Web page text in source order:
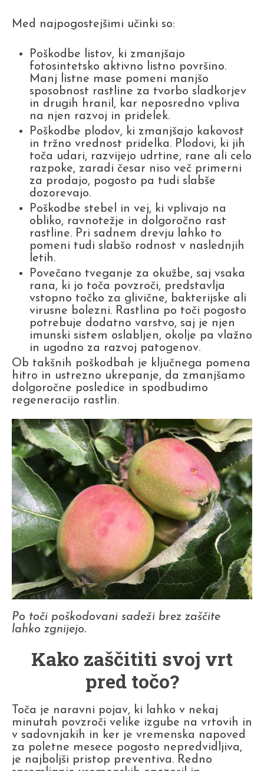
Med najpogostejšimi učinki so:
Poškodbe listov, ki zmanjšajo
fotosintetsko aktivno listno površino.
Manj listne mase pomeni manjšo
sposobnost rastline za tvorbo sladkorjev
in drugih hranil, kar neposredno vpliva
na njen razvoj in pridelek.
Poškodbe plodov, ki zmanjšajo kakovost
in tržno vrednost pridelka. Plodovi, ki jih
toča udari, razvijejo udrtine, rane ali celo
razpoke, zaradi česar niso več primerni
za prodajo, pogosto pa tudi slabše
dozorevajo.
Poškodbe stebel in vej, ki vplivajo na
obliko, ravnotežje in dolgoročno rast
rastline. Pri sadnem drevju lahko to
pomeni tudi slabšo rodnost v naslednjih
letih.
Povečano tveganje za okužbe, saj vsaka
rana, ki jo toča povzroči, predstavlja
vstopno točko za glivične, bakterijske ali
virusne bolezni. Rastlina po toči pogosto
potrebuje dodatno varstvo, saj je njen
imunski sistem oslabljen, okolje pa vlažno
in ugodno za razvoj patogenov.
Ob takšnih poškodbah je ključnega pomena
hitro in ustrezno ukrepanje, da zmanjšamo
dolgoročne posledice in spodbudimo
regeneracijo rastlin.
Po toči poškodovani sadeži brez zaščite
lahko zgnijejo.
Kako zaščititi svoj vrt
pred točo?
Toča je naravni pojav, ki lahko v nekaj
minutah povzroči velike izgube na vrtovih in
v sadovnjakih in ker je vremenska napoved
za poletne mesece pogosto nepredvidljiva,
je najboljši pristop preventiva. Redno